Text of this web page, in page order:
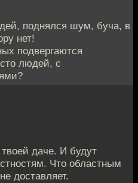
поднялся шум, буча, в
нет!
подвергаются
людей, с
даче. И будут
Что областным
доставляет.